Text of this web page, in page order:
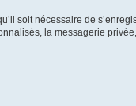
soit nécessaire de
la messagerie